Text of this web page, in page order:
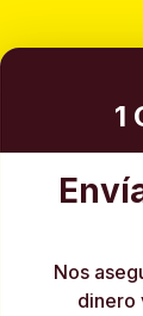
1
Nos
dinero